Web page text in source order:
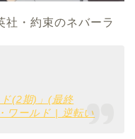
・約束のネバーラ
ド(2期)」(最終
ワールド | 逆転い